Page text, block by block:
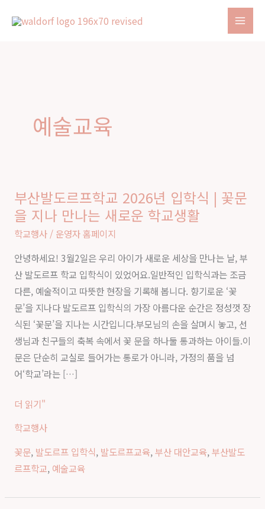
예술교육
부산발도르프학교 2026년 입학식 | 꽃문
을 지나 만나는 새로운 학교생활
학교행사/ 운영자 홈페이지
안녕하세요! 3월2일은 우리 아이가 새로운 세상을 만나는 날, 부
산 발도르프 학교 입학식이 있었어요.일반적인 입학식과는 조금
다른, 예술적이고 따뜻한 현장을 기록해 봅니다. 향기로운 ‘꽃
문’을 지나다 발도르프 입학식의 가장 아름다운 순간은 정성껏 장
식된 ‘꽃문’을 지나는 시간입니다.부모님의 손을 살며시 놓고, 선
생님과 친구들의 축복 속에서 꽃 문을 하나둘 통과하는 아이들.이
문은 단순히 교실로 들어가는 통로가 아니라, 가정의 품을 넘
어‘학교’라는 […]
부
산
발
르
프
학
교
2026
년
입
학
꽃
나
더 읽기"
학교행사
꽃문, 발도르프 입학식, 발도르프교육,부산 대안교육,부산발도
르프학교, 예술교육